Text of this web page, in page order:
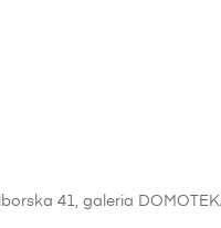
41, galeria